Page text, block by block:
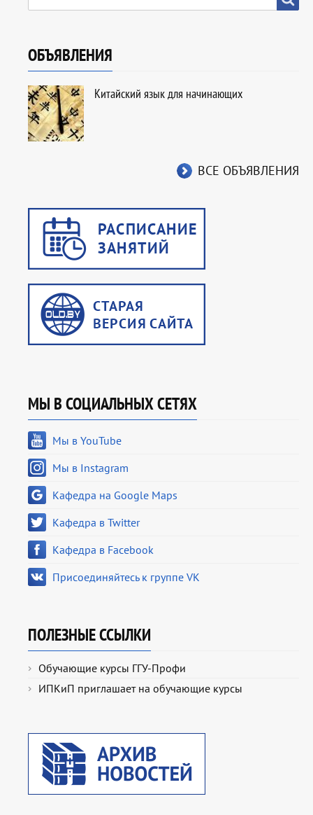
Профориентация
ОБЪЯВЛЕНИЯ
Китайский язык для начинающих
ВСЕ ОБЪЯВЛЕНИЯ
МЫ В СОЦИАЛЬНЫХ СЕТЯХ
Мы в YouTube
Мы в Instagram
Кафедра на Google Maps
Кафедра в Twitter
Кафедра в Facebook
Присоединяйтесь к группе VK
ПОЛЕЗНЫЕ ССЫЛКИ
Обучающие курсы ГГУ-Профи
ИПКиП приглашает на обучающие курсы